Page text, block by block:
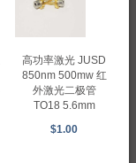
高功率激光 JUSD
850nm 500mw 红
外激光二极管
TO18 5.6mm
$1.00